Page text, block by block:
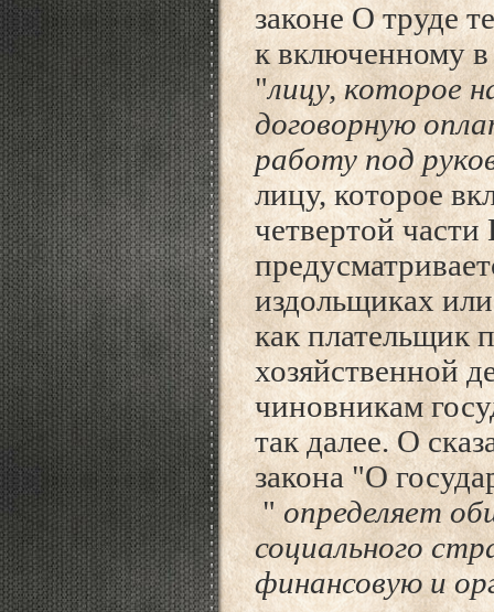
законе О труде
к включенному в
"лицу, которое
договорную
работу под
лицу, которое
четвертой части
издольщиках
как плательщик
хозяйственной
чиновникам
так далее. О
закона "О
" определяет
социального
финансовую и